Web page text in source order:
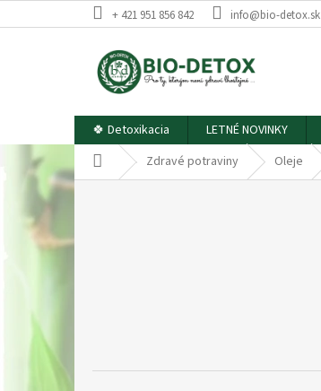
na
+ 421 951 856 842 info@bio-detox.sk
🍀 Detoxikacia LETNÉ NOVINKY
Domov Zdravé potraviny Oleje
B
n